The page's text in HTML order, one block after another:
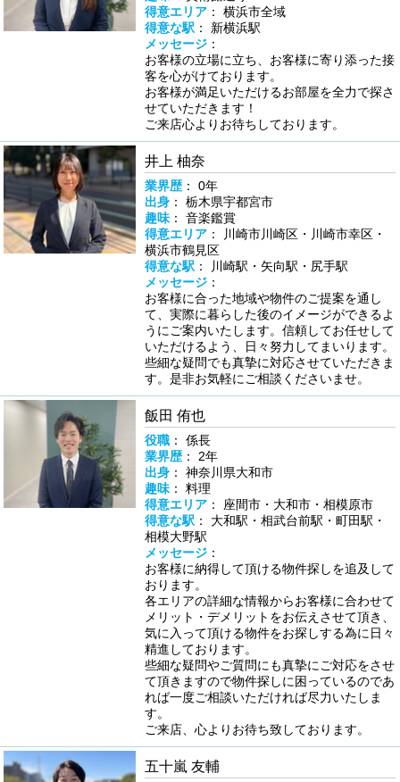
得意エリア： 横浜市全域
得意な駅 ： 新横浜駅
メッセージ：
お客様の立場に立ち、お客様に寄り添った接
客を心がけております。
お客様が満足いただけるお部屋を全力で探さ
せていただきます！
ご来店心よりお待ちしております。
井上 柚奈
業界歴： 0年
出身： 栃木県宇都宮市
趣味： 音楽鑑賞
得意エリア： 川崎市川崎区・川崎市幸区・
横浜市鶴見区
得意な駅 ： 川崎駅・矢向駅・尻手駅
メッセージ：
お客様に合った地域や物件のご提案を通し
て、実際に暮らした後のイメージができるよ
うにご案内いたします。信頼してお任せして
いただけるよう、日々努力してまいります。
些細な疑問でも真摯に対応させていただきま
す。是非お気軽にご相談くださいませ。
飯田 侑也
役職： 係長
業界歴： 2年
出身： 神奈川県大和市
趣味： 料理
得意エリア： 座間市・大和市・相模原市
得意な駅 ： 大和駅・相武台前駅・町田駅・
相模大野駅
メッセージ：
お客様に納得して頂ける物件探しを追及して
おります。
各エリアの詳細な情報からお客様に合わせて
メリット・デメリットをお伝えさせて頂き、
気に入って頂ける物件をお探しする為に日々
精進しております。
些細な疑問やご質問にも真摯にご対応をさせ
て頂きますので物件探しに困っているのであ
れば一度ご相談いただければ尽力いたしま
す。
ご来店、心よりお待ち致しております。
五十嵐 友輔